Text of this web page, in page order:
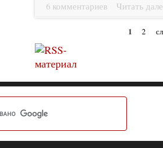
6 комментариев Читать
1 2